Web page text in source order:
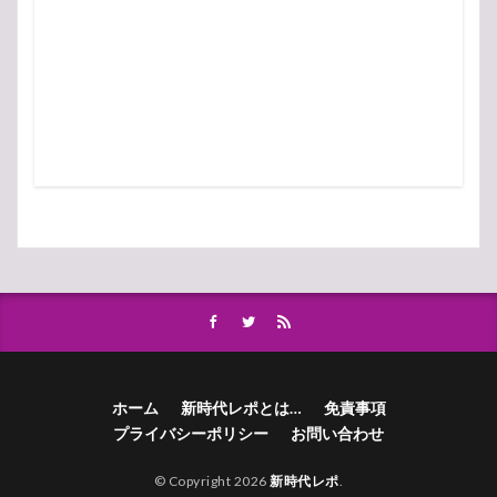
ホーム 新時代レポとは…
免責事項
プライバシーポリシー
お問い合わせ
© Copyright 2026新時代レポ